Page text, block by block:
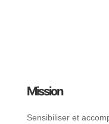
Mission
Sensibiliser et